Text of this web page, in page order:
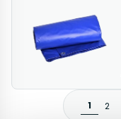
1 2